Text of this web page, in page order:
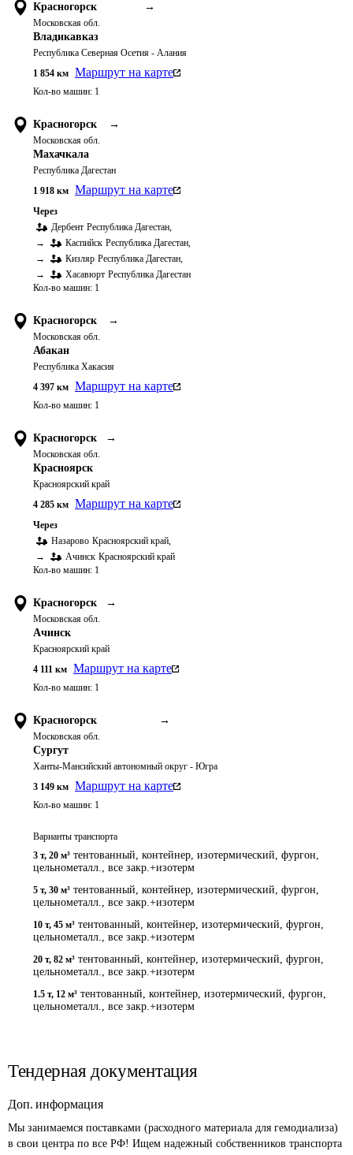
Красногорск →
Московская обл.
Владикавказ
Республика Северная Осетия - Алания
1 854 км Маршрут на карте
Кол-во машин: 1
Красногорск →
Московская обл.
Махачкала
Республика Дагестан
1 918 км Маршрут на карте
Через
Дербент Республика Дагестан,
→
Каспийск Республика Дагестан,
→
Кизляр Республика Дагестан,
→
Хасавюрт Республика Дагестан
Кол-во машин: 1
Красногорск →
Московская обл.
Абакан
Республика Хакасия
4 397 км Маршрут на карте
Кол-во машин: 1
Красногорск →
Московская обл.
Красноярск
Красноярский край
4 285 км Маршрут на карте
Через
Назарово Красноярский край,
→
Ачинск Красноярский край
Кол-во машин: 1
Красногорск →
Московская обл.
Ачинск
Красноярский край
4 111 км Маршрут на карте
Кол-во машин: 1
Красногорск →
Московская обл.
Сургут
Ханты-Мансийский автономный округ - Югра
3 149 км Маршрут на карте
Кол-во машин: 1
Варианты транспорта
3 т, 20 м³ тентованный, контейнер, изотермический, фургон,
цельнометалл., все закр.+изотерм
5 т, 30 м³ тентованный, контейнер, изотермический, фургон,
цельнометалл., все закр.+изотерм
10 т, 45 м³ тентованный, контейнер, изотермический, фургон,
цельнометалл., все закр.+изотерм
20 т, 82 м³ тентованный, контейнер, изотермический, фургон,
цельнометалл., все закр.+изотерм
1.5 т, 12 м³ тентованный, контейнер, изотермический, фургон,
цельнометалл., все закр.+изотерм
Тендерная документация
Доп. информация
Мы занимаемся поставками (расходного материала для гемодиализа)
в свои центра по все РФ! Ищем надежный собственников транспорта